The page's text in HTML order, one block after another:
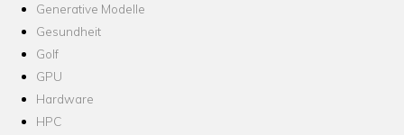
Generative Modelle
Gesundheit
Golf
GPU
Hardware
HPC